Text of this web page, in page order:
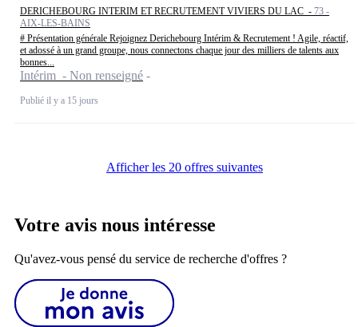
DERICHEBOURG INTERIM ET RECRUTEMENT VIVIERS DU LAC - 73 -
AIX-LES-BAINS
# Présentation générale Rejoignez Derichebourg Intérim & Recrutement ! Agile, réactif,
et adossé à un grand groupe, nous connectons chaque jour des milliers de talents aux
bonnes...
Intérim - Non renseigné
Publié il y a 15 jours
Afficher les 20 offres suivantes
Votre avis nous intéresse
Qu'avez-vous pensé du service de recherche d'offres ?